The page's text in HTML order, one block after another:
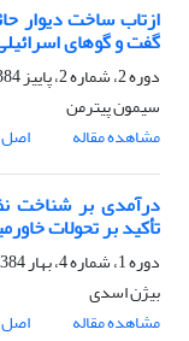
ازتاب ساخت دیوار
گفت و گوهای
دوره 2، شماره 2، پاییز 1384، صفحه
سیمون پیترمن
مشاهده مقاله
اصل
درآمدی بر شناخت
تأکید بر تحولات
دوره 1، شماره 4، بهار 1384، صفحه
بیژن اسدی
مشاهده مقاله
اصل